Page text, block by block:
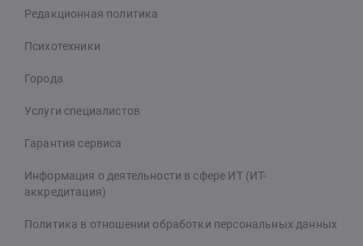
Редакционная политика
Психотехники
Города
Услуги специалистов
Гарантия сервиса
Информация о деятельности в сфере ИТ (ИТ-
аккредитация)
Политика в отношении обработки персональных данных